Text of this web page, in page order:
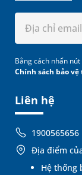
Liên hệ
1900565656
Địa điểm
Hệ thống
Bằng cách nhấn nút
Chính sách bảo